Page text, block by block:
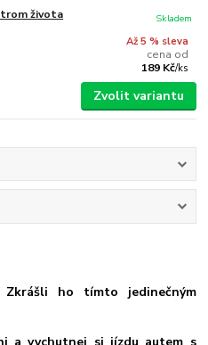
života
Až 5 % sleva
cena od
189 Kč/ks
Skladem
Zvolit variantu
Zkrášli ho tímto jedinečným